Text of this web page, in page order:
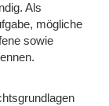
Als
mögliche
sowie